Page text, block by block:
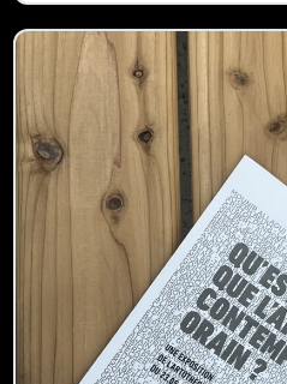
Poignées de […]